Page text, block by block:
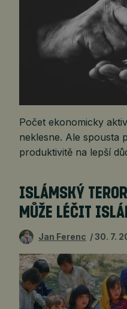
Počet ekonomicky
neklesne. Ale spousta
produktivitě na lepší
ISLÁMSKÝ
MŮŽE LÉČIT
Jan Ferenc 30. 7.